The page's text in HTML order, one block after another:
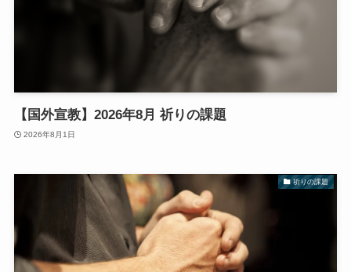
【国外宣教】2026年8月 祈りの課題
2026年8月1日
祈りの課題